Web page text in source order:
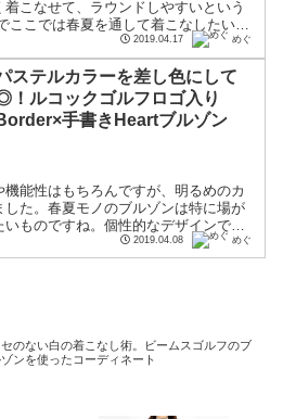
こなせて、ラウンドしやすいという
ここでは春夏を通して着こなしたいワ
いきましょう。 1枚あれば完成...
2019.04.17 めぐ
ステルカラーを差し色にして
！ルコックゴルフロゴ入り
手書きHeartブルゾン
能性はもちろんですが、明るめのカ
た。春夏モノのブルゾンは特に場が
ものですね。個性的なデザインでも
で今回はブランド名が印象的なブル
2019.04.08 めぐ
セのない白の着こなし術。ビームスゴルフのブ
ゾンを使ったコーディネート